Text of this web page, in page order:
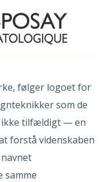
følger logoet for
som de
ikke tilfældigt — en
forstå videnskaben
samme